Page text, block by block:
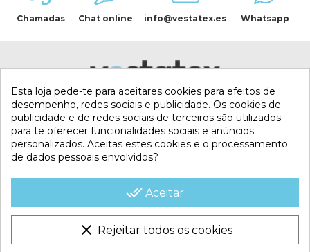
Chamadas Chat online info@vestatex.es Whatsapp
CONTACTA CON NOSOTROS
CONDICIONES COMERCIALES
Esta loja pede-te para aceitares cookies para efeitos de
desempenho, redes sociais e publicidade. Os cookies de
publicidade e de redes sociais de terceiros são utilizados
para te oferecer funcionalidades sociais e anúncios
personalizados. Aceitas estes cookies e o processamento
de dados pessoais envolvidos?
done_all Aceitar
clear Rejeitar todos os cookies